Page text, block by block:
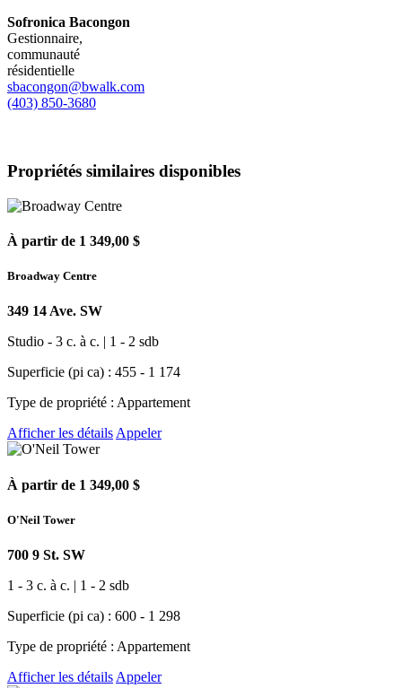
Sofronica Bacongon
Gestionnaire,
communauté
résidentielle
sbacongon@bwalk.com
(403) 850-3680
Propriétés similaires disponibles
À partir de 1 349,00 $
Broadway Centre
349 14 Ave. SW
Studio - 3 c. à c. | 1 - 2 sdb
Superficie (pi ca) : 455 - 1 174
Type de propriété : Appartement
Afficher les détails Appeler
À partir de 1 349,00 $
O'Neil Tower
700 9 St. SW
1 - 3 c. à c. | 1 - 2 sdb
Superficie (pi ca) : 600 - 1 298
Type de propriété : Appartement
Afficher les détails Appeler